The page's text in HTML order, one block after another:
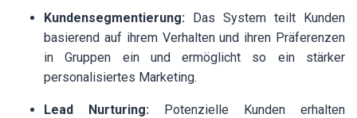
Kundensegmentierung: Das System teilt Kunden
basierend auf ihrem Verhalten und ihren Präferenzen
in Gruppen ein und ermöglicht so ein stärker
personalisiertes Marketing.
Lead Nurturing: Potenzielle Kunden erhalten